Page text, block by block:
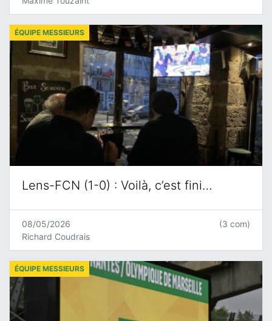
Lens-FCN (1-0) : Voilà, c’est fini…
ÉQUIPE MESSIEURS
08/05/2026
Richard Coudrais
(3 com)
ÉQUIPE MESSIEURS